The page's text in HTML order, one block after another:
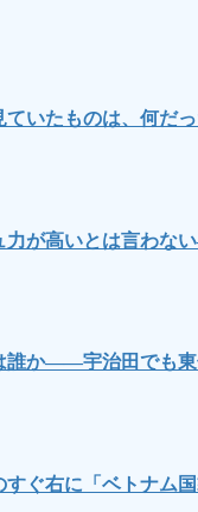
ていたものは、何
力が高いとは言わ
誰か――宇治田でも
すぐ右に「ベトナ